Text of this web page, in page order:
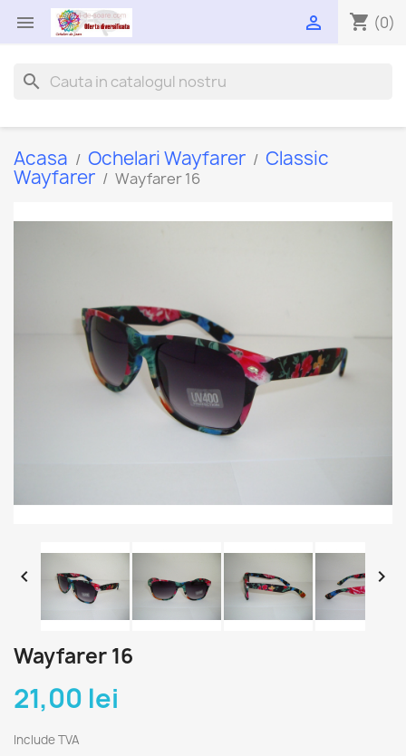
 shopping_cart (0)

search
Acasa Ochelari Wayfarer Classic
Wayfarer Wayfarer 16
 
Wayfarer 16
21,00 lei
Include TVA